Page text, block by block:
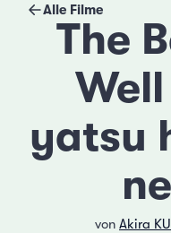
Alle Filme
The
yatsu
von Akira